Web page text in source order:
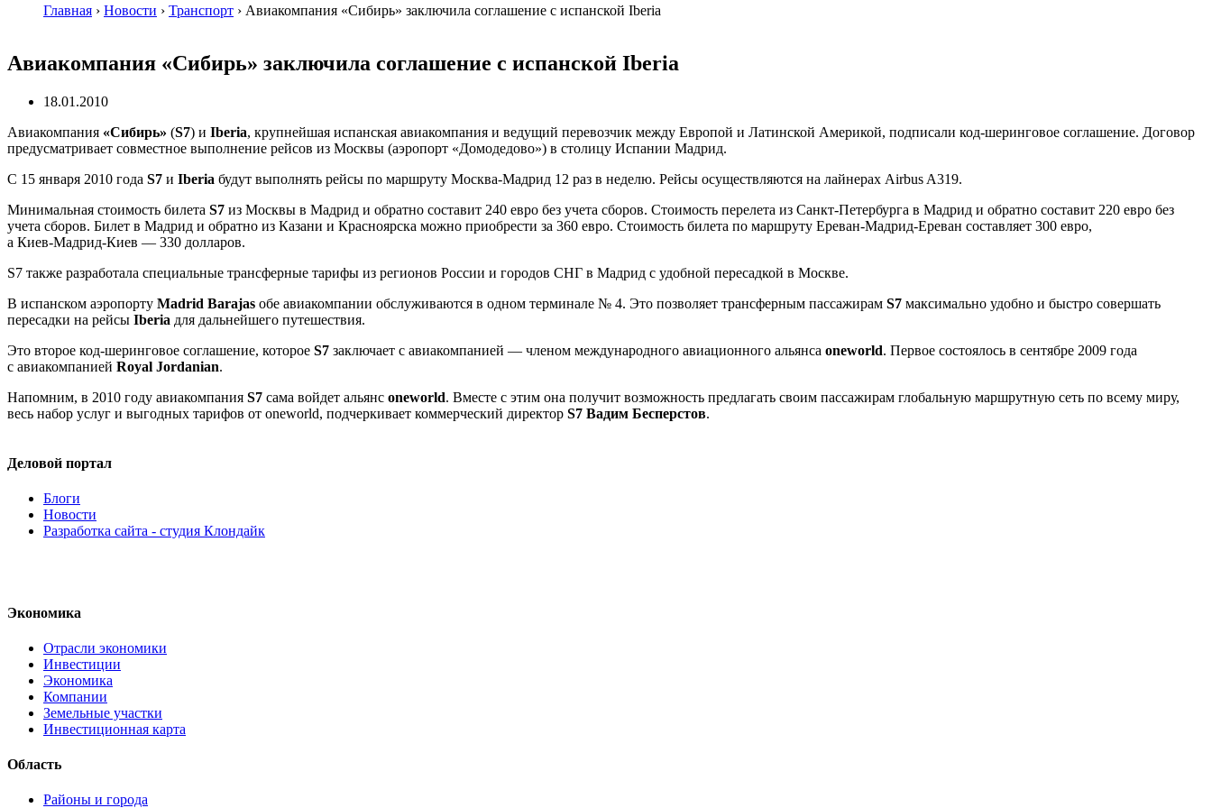
Главная › Новости › Транспорт › Авиакомпания «Сибирь» заключила соглашение с испанской Iberia
Авиакомпания «Сибирь» заключила соглашение с испанской Iberia
18.01.2010
Авиакомпания «Сибирь» (S7) и Iberia, крупнейшая испанская авиакомпания и ведущий перевозчик между Европой и Латинской Америкой, подписали код-шеринговое соглашение. Договор
предусматривает совместное выполнение рейсов из Москвы (аэропорт «Домодедово») в столицу Испании Мадрид.
С 15 января 2010 года S7 и Iberia будут выполнять рейсы по маршруту Москва-Мадрид 12 раз в неделю. Рейсы осуществляются на лайнерах Airbus A319.
Минимальная стоимость билета S7 из Москвы в Мадрид и обратно составит 240 евро без учета сборов. Стоимость перелета из Санкт-Петербурга в Мадрид и обратно составит 220 евро без
учета сборов. Билет в Мадрид и обратно из Казани и Красноярска можно приобрести за 360 евро. Стоимость билета по маршруту Ереван-Мадрид-Ереван составляет 300 евро,
а Киев-Мадрид-Киев — 330 долларов.
S7 также разработала специальные трансферные тарифы из регионов России и городов СНГ в Мадрид с удобной пересадкой в Москве.
В испанском аэропорту Madrid Barajas обе авиакомпании обслуживаются в одном терминале № 4. Это позволяет трансферным пассажирам S7 максимально удобно и быстро совершать
пересадки на рейсы Iberia для дальнейшего путешествия.
Это второе код-шеринговое соглашение, которое S7 заключает с авиакомпанией — членом международного авиационного альянса oneworld. Первое состоялось в сентябре 2009 года
с авиакомпанией Royal Jordanian.
Напомним, в 2010 году авиакомпания S7 сама войдет альянс oneworld. Вместе с этим она получит возможность предлагать своим пассажирам глобальную маршрутную сеть по всему миру,
весь набор услуг и выгодных тарифов от oneworld, подчеркивает коммерческий директор S7 Вадим Бесперстов.
Деловой портал
Блоги
Новости
Разработка сайта - студия Клондайк
Экономика
Отрасли экономики
Инвестиции
Экономика
Компании
Земельные участки
Инвестиционная карта
Область
Районы и города